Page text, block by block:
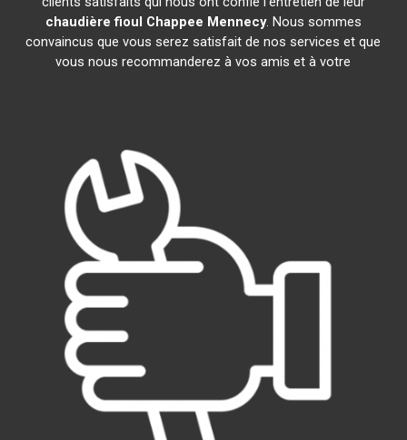
chaudière fioul Chappee Mennecy. Nous sommes
convaincus que vous serez satisfait de nos services et que
vous nous recommanderez à vos amis et à votre